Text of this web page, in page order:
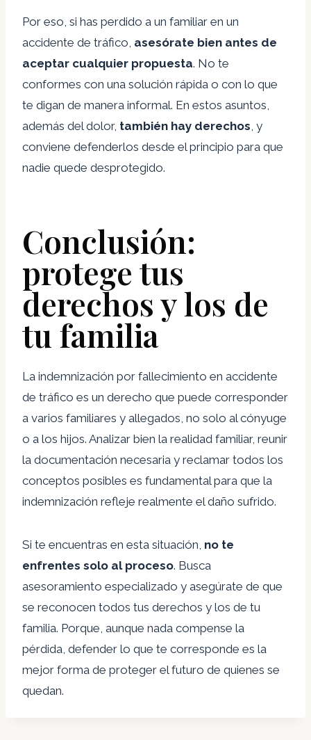
Por eso, si has perdido a un familiar en un
accidente de tráfico, asesórate bien antes de
aceptar cualquier propuesta. No te
conformes con una solución rápida o con lo que
te digan de manera informal. En estos asuntos,
además del dolor, también hay derechos, y
conviene defenderlos desde el principio para que
nadie quede desprotegido.
Conclusión:
protege tus
derechos y los de
tu familia
La indemnización por fallecimiento en accidente
de tráfico es un derecho que puede corresponder
a varios familiares y allegados, no solo al cónyuge
o a los hijos. Analizar bien la realidad familiar, reunir
la documentación necesaria y reclamar todos los
conceptos posibles es fundamental para que la
indemnización refleje realmente el daño sufrido.
Si te encuentras en esta situación, no te
enfrentes solo al proceso. Busca
asesoramiento especializado y asegúrate de que
se reconocen todos tus derechos y los de tu
familia. Porque, aunque nada compense la
pérdida, defender lo que te corresponde es la
mejor forma de proteger el futuro de quienes se
quedan.